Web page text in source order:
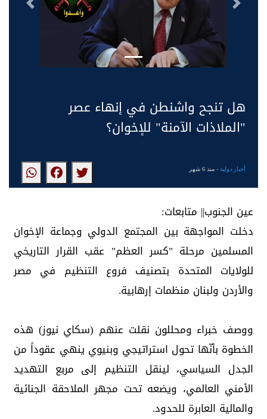
التالى السابق
هل تنجح واشنطن في إنهاء عصر
"الملاذات الآمنة" للإخوان؟
أخبار دولية- منذ 6 شهر
عين الجنوب|| متابعات:
دخلت المواجهة بين المجتمع الدولي وجماعة الإخوان
المسلمين مرحلة "كسر العظم" عقب القرار التاريخي
للولايات المتحدة بتصنيف فروع التنظيم في مصر
والأردن ولبنان منظمات إرهابية.
ووصف خبراء ومحللون نقلت عنهم (سكاي نيوز) هذه
الخطوة بأنّها تحول استراتيجي وبنيوي ينهي عقوداً من
الجدل السياسي، لينقل التنظيم إلى مربع التهديد
الأمني العالمي، ويضعه تحت مجهر الملاحقة الجنائية
والمالية العابرة للحدود.